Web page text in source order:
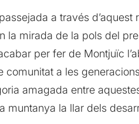
a través
la mirada de la pols del
per fer de Montjuïc
comunitat a les
amagada entre
muntanya la llar dels